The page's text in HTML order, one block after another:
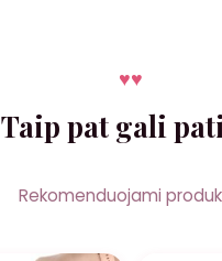
♥♥
Taip pat gali
Rekomenduojami